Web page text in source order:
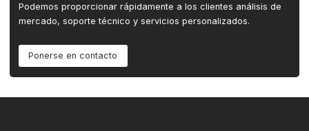
Podemos proporcionar rápidamente a los clientes análisis de
mercado, soporte técnico y servicios personalizados.
Ponerse en contacto